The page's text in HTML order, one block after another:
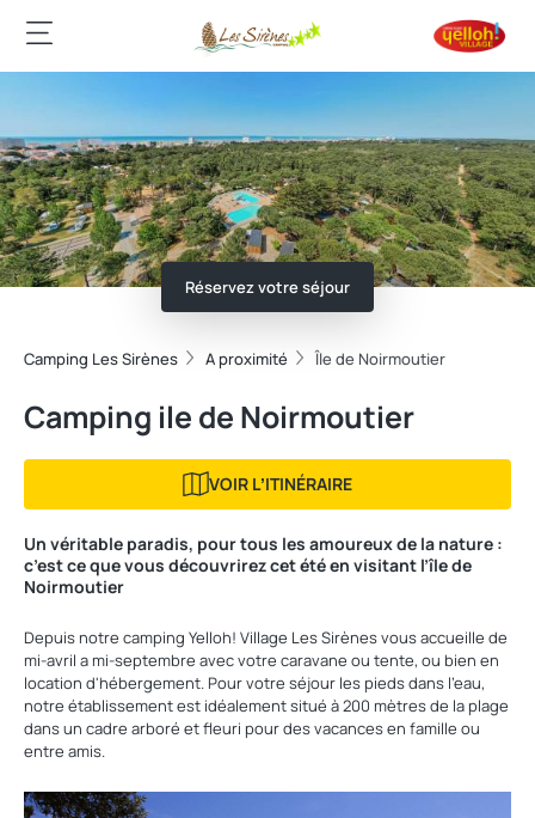
Réservez votre séjour
Camping Les Sirènes A proximité Île de Noirmoutier
Camping ile de Noirmoutier
VOIR LʼITINÉRAIRE
Un véritable paradis, pour tous les amoureux de la nature :
c’est ce que vous découvrirez cet été en visitant l’île de
Noirmoutier
Depuis notre camping Yelloh! Village Les Sirènes vous accueille de
mi-avril a mi-septembre avec votre caravane ou tente, ou bien en
location d'hébergement. Pour votre séjour les pieds dans l'eau,
notre établissement est idéalement situé à 200 mètres de la plage
dans un cadre arboré et fleuri pour des vacances en famille ou
entre amis.